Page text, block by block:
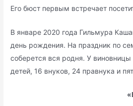
Его бюст первым встречает
В январе 2020 года Гильмура
день рождения. На праздник по
соберется вся родня. У
детей, 16 внуков, 24 правнука и